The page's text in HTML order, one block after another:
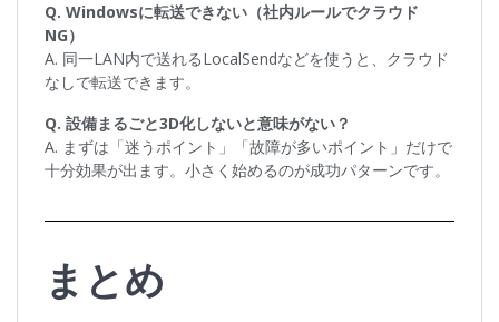
Q. Windowsに転送できない（社内ルールでクラウド
NG）
A. 同一LAN内で送れるLocalSendなどを使うと、クラウド
なしで転送できます。
Q. 設備まるごと3D化しないと意味がない？
A. まずは「迷うポイント」「故障が多いポイント」だけで
十分効果が出ます。小さく始めるのが成功パターンです。
まとめ